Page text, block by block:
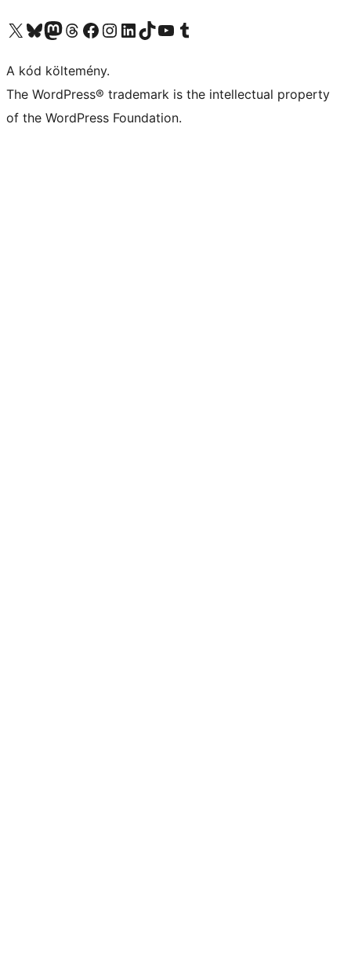
Visit our X (formerly Twitter) account
Visit our Bluesky account
Twitter csatornánk
Visit our Threads account
Facebook oldalunk megtekintése
Visit our Instagram account
Visit our LinkedIn account
Visit our TikTok account
Visit our YouTube channel
Visit our Tumblr account
A kód költemény.
The WordPress® trademark is the intellectual property
of the WordPress Foundation.